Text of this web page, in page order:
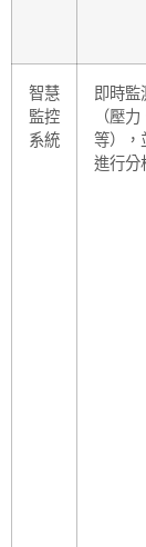
智慧
監控
系統
即時
（壓
等），
進行分